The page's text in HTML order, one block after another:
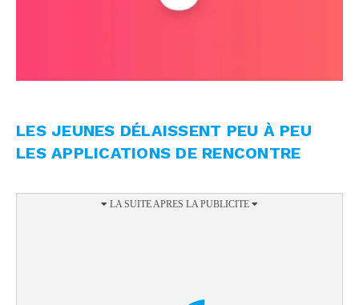
LES JEUNES DÉLAISSENT PEU À PEU
LES APPLICATIONS DE RENCONTRE